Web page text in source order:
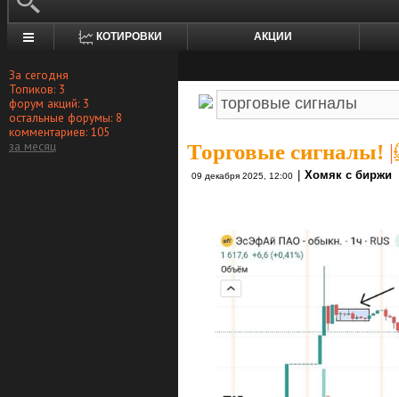
КОТИРОВКИ АКЦИИ
За сегодня
Топиков: 3
форум акций: 3
остальные форумы: 8
комментариев: 105
за месяц
Торговые сигналы! |
09 декабря 2025, 12:00 Хомяк с биржи